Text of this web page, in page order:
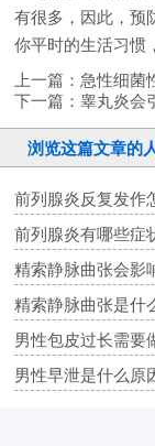
有很多，因此，预
你平时的生活习惯
上一篇： 急性细菌
下一篇： 睾丸炎会
浏览这篇文章的
前列腺炎反复发作
前列腺炎有哪些症
精索静脉曲张会影
精索静脉曲张是什
男性包皮过长需要
男性早泄是什么原